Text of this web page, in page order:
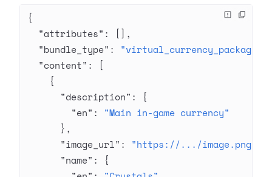
{
  "attributes"
: [],
  "bundle_type"
: "virtual_currency_package"
  "content"
: [
    {
      "description"
: {
        "en"
: "Main in-game currency"
      },
      "image_url"
: "https://.../image.png"
      "name"
: {